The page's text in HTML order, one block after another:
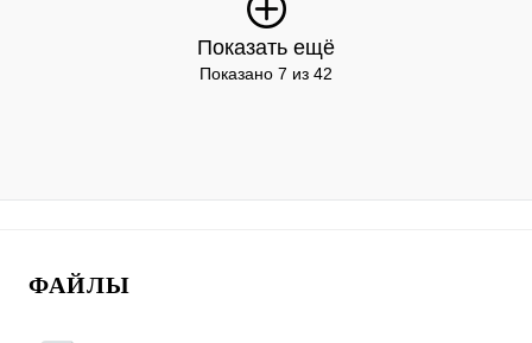
Показать ещё
Показано 7 из 42
ФАЙЛЫ